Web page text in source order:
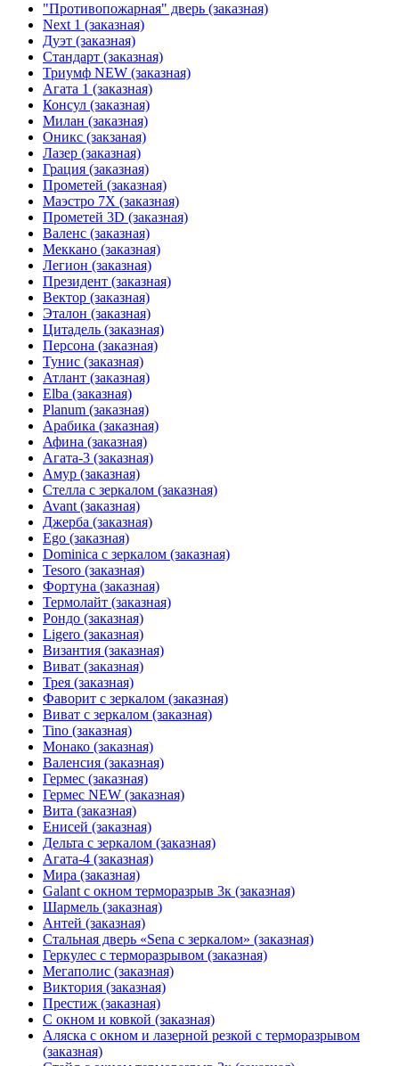
"Противопожарная" дверь (заказная)
Next 1 (заказная)
Дуэт (заказная)
Стандарт (заказная)
Триумф NEW (заказная)
Агата 1 (заказная)
Консул (заказная)
Милан (заказная)
Оникс (закзаная)
Лазер (заказная)
Грация (заказная)
Прометей (заказная)
Маэстро 7Х (заказная)
Прометей 3D (заказная)
Валенс (заказная)
Меккано (заказная)
Легион (заказная)
Президент (заказная)
Вектор (заказная)
Эталон (заказная)
Цитадель (заказная)
Персона (заказная)
Тунис (заказная)
Атлант (заказная)
Elba (заказная)
Planum (заказная)
Арабика (заказная)
Афина (заказная)
Агата-3 (заказная)
Амур (заказная)
Стелла с зеркалом (заказная)
Avant (заказная)
Джерба (заказная)
Ego (заказная)
Dominica с зеркалом (заказная)
Tesoro (заказная)
Фортуна (заказная)
Термолайт (заказная)
Рондо (заказная)
Ligero (заказная)
Византия (заказная)
Виват (заказная)
Трея (заказная)
Фаворит с зеркалом (заказная)
Виват с зеркалом (заказная)
Tino (заказная)
Монако (заказная)
Валенсия (заказная)
Гермес (заказная)
Гермес NEW (заказная)
Вита (заказная)
Енисей (заказная)
Дельта с зеркалом (заказная)
Агата-4 (заказная)
Мира (заказная)
Galant с окном терморазрыв 3к (заказная)
Шармель (заказная)
Антей (заказная)
Стальная дверь «Sena с зеркалом» (заказная)
Геркулес с терморазрывом (заказная)
Мегаполис (заказная)
Виктория (заказная)
Престиж (заказная)
С окном и ковкой (заказная)
Аляска с окном и лазерной резкой с терморазрывом
(заказная)